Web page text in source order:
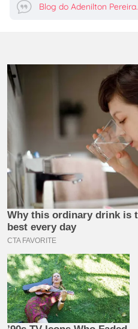
Blog do Adenilton Pereira.